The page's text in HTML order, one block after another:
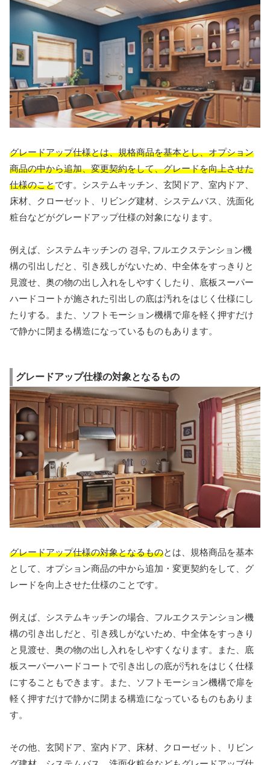
グレードアップ仕様とは、規格商品を基本とし、オプション
商品の中から追加、変更契約をして、グレードを向上させた
仕様のことです。システムキッチン、玄関ドア、室内ドア、
床材、クローゼット、リビング建材、システムバス、洗面化
粧台などがグレードアップ仕様の対象になります。
例えば、システムキッチンの 경우, フルエクステンション機
構の引出しだと、引き残しがないため、中全体をすっきりと
見渡せ、奥の物の出し入れをしやすくしたり、底板スーパー
ハードコートが施された引出しの底は汚れをはじく仕様にし
たりする。また、ソフトモーション機構で扉を軽く押すだけ
で静かに閉まる構造になっているものもあります。
グレードアップ仕様の対象となるもの
グレードアップ仕様の対象となるものとは、規格商品を基本
として、オプション商品の中から追加・変更契約をして、グ
レードを向上させた仕様のことです。
例えば、システムキッチンの場合、フルエクステンション機
構の引き出しだと、引き残しがないため、中全体をすっきり
と見渡せ、奥の物の出し入れをしやすくなります。また、底
板スーパーハードコートで引き出しの底が汚れをはじく仕様
にすることもできます。また、ソフトモーション機構で扉を
軽く押すだけで静かに閉まる構造になっているものもありま
す。
その他、玄関ドア、室内ドア、床材、クローゼット、リビン